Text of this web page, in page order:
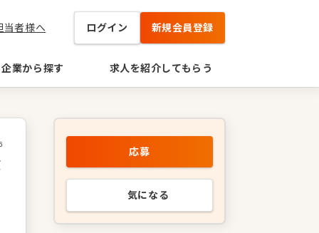
当者様へ ログイン 新規会員登録
企業から探す 求人を紹介してもらう
応募
気になる